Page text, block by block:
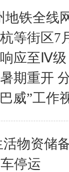
地铁全线
等街区7
应至Ⅳ级
期重开
威”工作
物资储
停运